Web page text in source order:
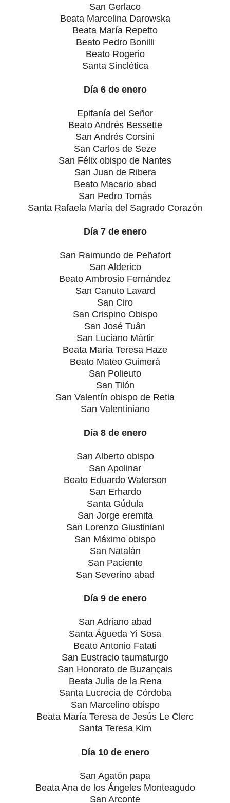
San Gerlaco
Beata Marcelina Darowska
Beata María Repetto
Beato Pedro Bonilli
Beato Rogerio
Santa Sinclética
Día 6 de enero
Epifanía del Señor
Beato Andrés Bessette
San Andrés Corsini
San Carlos de Seze
San Félix obispo de Nantes
San Juan de Ribera
Beato Macario abad
San Pedro Tomás
Santa Rafaela María del Sagrado Corazón
Día 7 de enero
San Raimundo de Peñafort
San Alderico
Beato Ambrosio Fernández
San Canuto Lavard
San Ciro
San Crispino Obispo
San José Tuân
San Luciano Mártir
Beata María Teresa Haze
Beato Mateo Guimerá
San Polieuto
San Tilón
San Valentín obispo de Retia
San Valentiniano
Día 8 de enero
San Alberto obispo
San Apolinar
Beato Eduardo Waterson
San Erhardo
Santa Gúdula
San Jorge eremita
San Lorenzo Giustiniani
San Máximo obispo
San Natalán
San Paciente
San Severino abad
Día 9 de enero
San Adriano abad
Santa Águeda Yi Sosa
Beato Antonio Fatati
San Eustracio taumaturgo
San Honorato de Buzançais
Beata Julia de la Rena
Santa Lucrecia de Córdoba
San Marcelino obispo
Beata María Teresa de Jesús Le Clerc
Santa Teresa Kim
Día 10 de enero
San Agatón papa
Beata Ana de los Ángeles Monteagudo
San Arconte